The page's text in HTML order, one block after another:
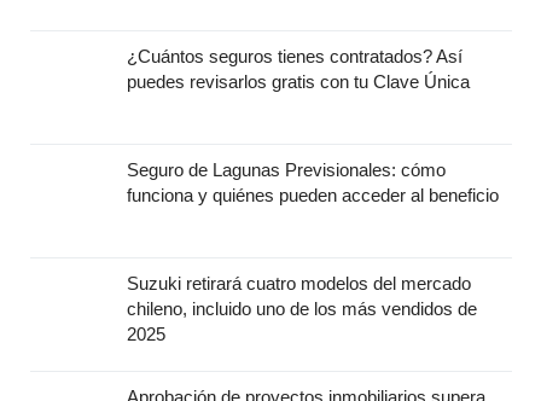
¿Cuántos seguros tienes contratados? Así
puedes revisarlos gratis con tu Clave Única
Seguro de Lagunas Previsionales: cómo
funciona y quiénes pueden acceder al beneficio
Suzuki retirará cuatro modelos del mercado
chileno, incluido uno de los más vendidos de
2025
Aprobación de proyectos inmobiliarios supera